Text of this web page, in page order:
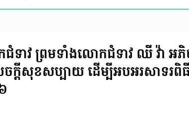
ជំទាវ ព្រមទាំងលោកជំទាវ ឈី វ៉ា
ក្ដី​សុខ​សប្បាយ​ ដើម្បីអបអរសាទរពិ